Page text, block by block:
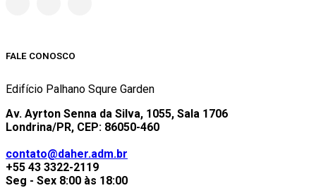
FALE CONOSCO
Edifício Palhano Squre Garden
Av. Ayrton Senna da Silva, 1055, Sala 1706
Londrina/PR, CEP: 86050-460
contato@daher.adm.br
+55 43 3322-2119
Seg - Sex 8:00 às 18:00